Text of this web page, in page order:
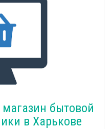
магазин бытовой
в Харькове